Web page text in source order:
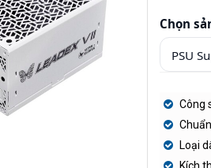
Chọn
Công
Loại